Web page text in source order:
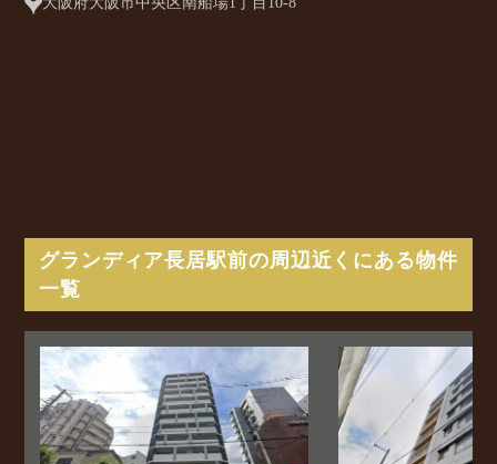
グランディア長居駅前の周辺近くにある物件
一覧